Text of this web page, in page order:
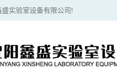
实验室设备有限公司!